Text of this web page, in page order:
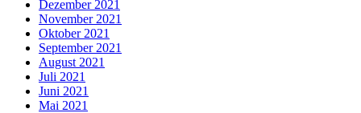
Dezember 2021
November 2021
Oktober 2021
September 2021
August 2021
Juli 2021
Juni 2021
Mai 2021